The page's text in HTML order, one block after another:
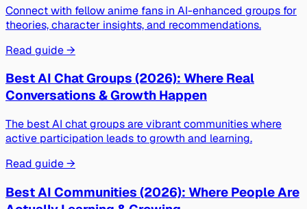
Connect with fellow anime fans in AI-enhanced groups for
theories, character insights, and recommendations.
Read guide →
Best AI Chat Groups (2026): Where Real
Conversations & Growth Happen
The best AI chat groups are vibrant communities where
active participation leads to growth and learning.
Read guide →
Best AI Communities (2026): Where People Are